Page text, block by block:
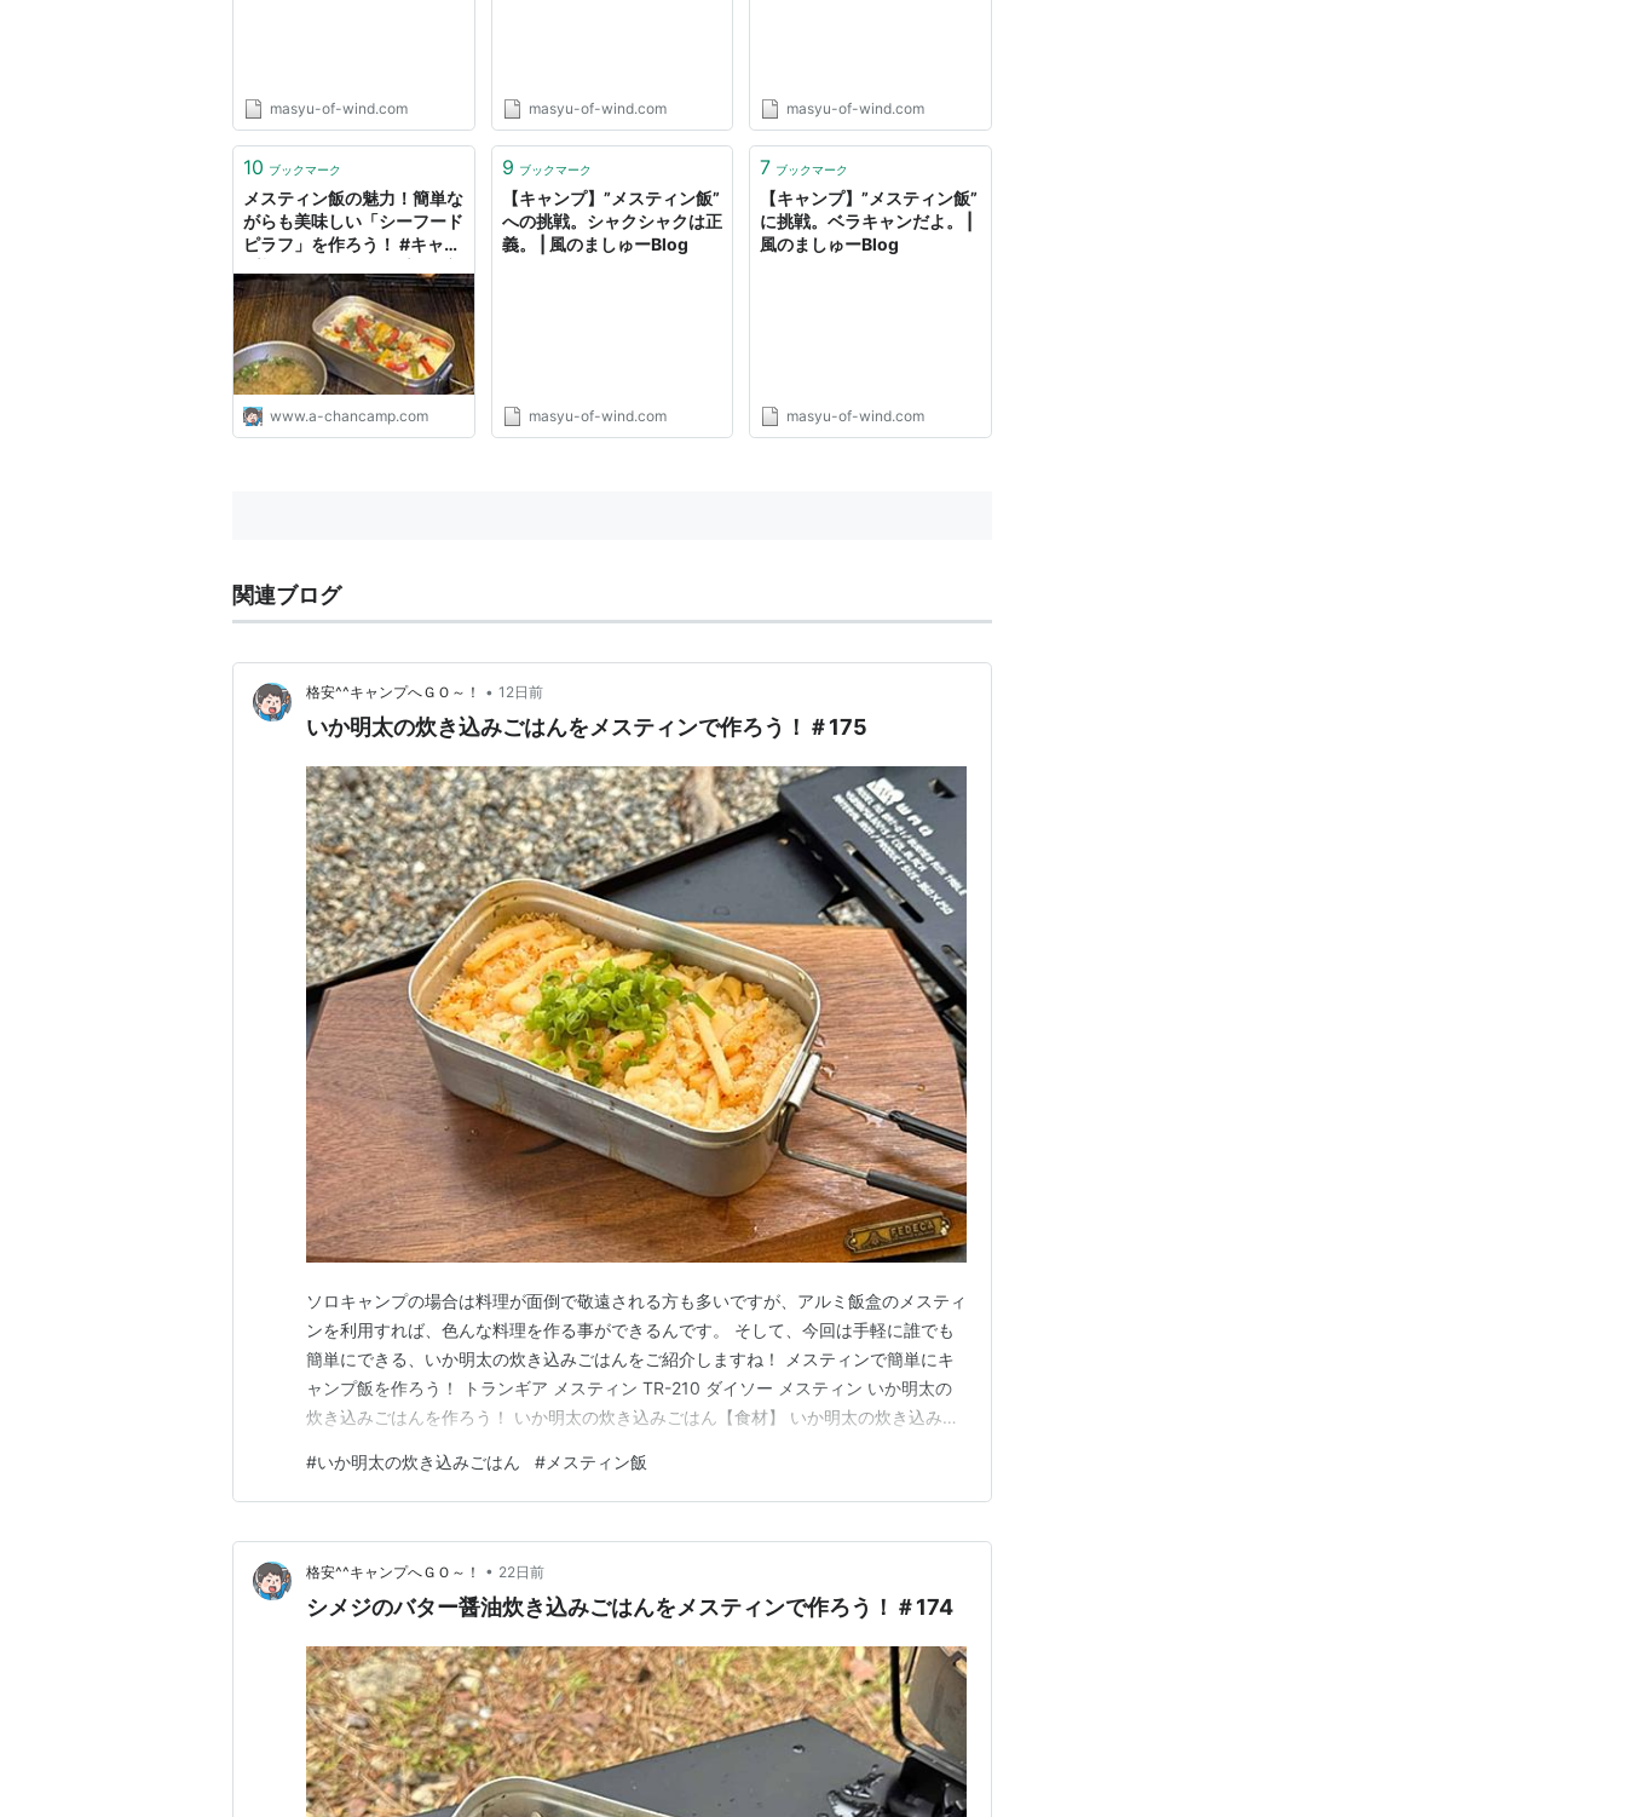
masyu-of-wind.com masyu-of-wind.com masyu-of-wind.com
10 ブックマーク
メスティン飯の魅力！簡単な
がらも美味しい「シーフード
ピラフ」を作ろう！ #キャン
^^キャンプへＧＯ～！
www.a-chancamp.com
9 ブックマーク
【キャンプ】”メスティン飯”
への挑戦。シャクシャクは正
義。 | 風のましゅーBlog
masyu-of-wind.com
7 ブックマーク
【キャンプ】”メスティン飯”
に挑戦。ベラキャンだよ。 |
風のましゅーBlog
masyu-of-wind.com
関連ブログ
格安^^キャンプへＧＯ～！ • 12日前
いか明太の炊き込みごはんをメスティンで作ろう！＃175
ソロキャンプの場合は料理が面倒で敬遠される方も多いですが、アルミ飯盒のメスティ
ンを利用すれば、色んな料理を作る事ができるんです。 そして、今回は手軽に誰でも
簡単にできる、いか明太の炊き込みごはんをご紹介しますね！ メスティンで簡単にキ
ャンプ飯を作ろう！ トランギア メスティン TR-210 ダイソー メスティン いか明太の
炊き込みごはんを作ろう！ いか明太の炊き込みごはん【食材】 いか明太の炊き込みご
メスティンを蒸らそう！ いか明太の炊き込みごはんの完成！ メスティン飯のまとめ！
いか明太の炊き込みごはん メステ…
#いか明太の炊き込みごはん # メスティン飯
格安^^キャンプへＧＯ～！ • 22日前
シメジのバター醤油炊き込みごはんをメスティンで作ろう！＃174